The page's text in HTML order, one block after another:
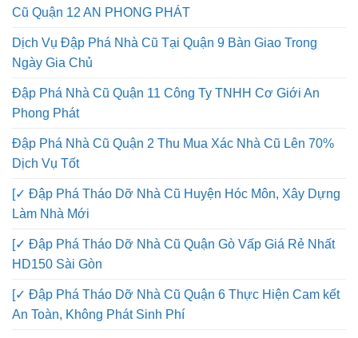
Cũ Quận 12 AN PHONG PHÁT
Dịch Vụ Đập Phá Nhà Cũ Tại Quận 9 Bàn Giao Trong
Ngày Gia Chủ
Đập Phá Nhà Cũ Quận 11 Công Ty TNHH Cơ Giới An
Phong Phát
Đập Phá Nhà Cũ Quận 2 Thu Mua Xác Nhà Cũ Lên 70%
Dịch Vụ Tốt
[✓ Đập Phá Tháo Dỡ Nhà Cũ Huyện Hóc Môn, Xây Dựng
Làm Nhà Mới
[✓ Đập Phá Tháo Dỡ Nhà Cũ Quận Gò Vấp Giá Rẻ Nhất
HD150 Sài Gòn
[✓ Đập Phá Tháo Dỡ Nhà Cũ Quận 6 Thực Hiện Cam kết
An Toàn, Không Phát Sinh Phí